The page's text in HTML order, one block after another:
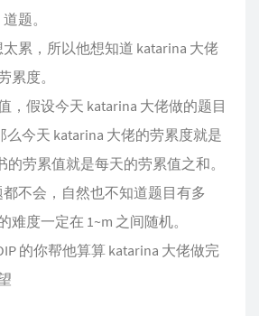
题。
累，所以他想知道 katarina 大佬
累度。
，假设今天 katarina 大佬做的题目
么今天 katarina 大佬的劳累度就是
劳累值就是每天的劳累值之和。
不会，自然也不知道题目有多
难度一定在 1~m 之间随机。
的你帮他算算 katarina 大佬做完